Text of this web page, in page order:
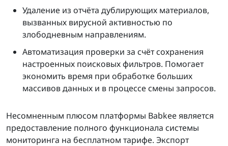
Удаление из отчёта дублирующих материалов,
вызванных вирусной активностью по
злободневным направлениям.
Автоматизация проверки за счёт сохранения
настроенных поисковых фильтров. Помогает
экономить время при обработке больших
массивов данных и в процессе смены запросов.
Несомненным плюсом платформы Babkee является
предоставление полного функционала системы
мониторинга на бесплатном тарифе. Экспорт